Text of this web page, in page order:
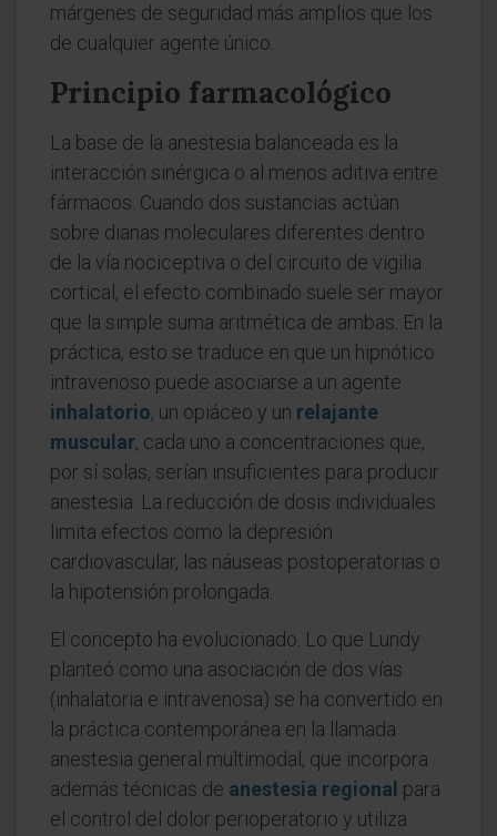
márgenes de seguridad más amplios que los
de cualquier agente único.
Principio farmacológico
La base de la anestesia balanceada es la
interacción sinérgica o al menos aditiva entre
fármacos. Cuando dos sustancias actúan
sobre dianas moleculares diferentes dentro
de la vía nociceptiva o del circuito de vigilia
cortical, el efecto combinado suele ser mayor
que la simple suma aritmética de ambas. En la
práctica, esto se traduce en que un hipnótico
intravenoso puede asociarse a un agente
inhalatorio, un opiáceo y un relajante
muscular, cada uno a concentraciones que,
por sí solas, serían insuficientes para producir
anestesia. La reducción de dosis individuales
limita efectos como la depresión
cardiovascular, las náuseas postoperatorias o
la hipotensión prolongada.
El concepto ha evolucionado. Lo que Lundy
planteó como una asociación de dos vías
(inhalatoria e intravenosa) se ha convertido en
la práctica contemporánea en la llamada
anestesia general multimodal, que incorpora
además técnicas de anestesia regional para
el control del dolor perioperatorio y utiliza